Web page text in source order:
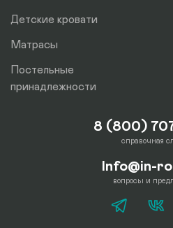
Детские кровати
Матрасы
Постельные
принадлежности
8 (800)
справочная
Info@in-
вопросы и